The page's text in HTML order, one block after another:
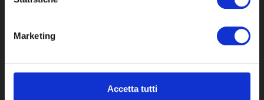
Marketing
Accetta tutti